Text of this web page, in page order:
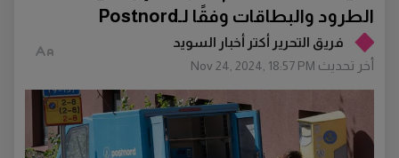
فريق التحرير أكتر أخبار السويد
أخر تحديث Nov 24, 2024, 18:57 PM
الطرود والبطاقات وفقًا لـPostnord